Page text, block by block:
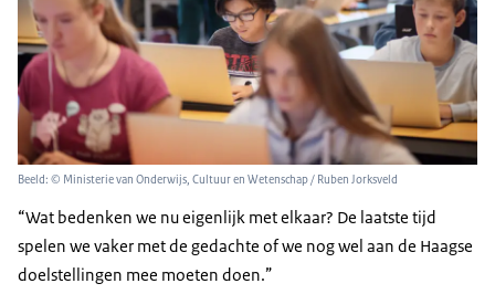
Beeld: © Ministerie van Onderwijs, Cultuur en Wetenschap / Ruben Jorksveld
Wat bedenken we nu eigenlijk met elkaar? De laatste tijd
spelen we vaker met de gedachte of we nog wel aan de Haagse
doelstellingen mee moeten doen.